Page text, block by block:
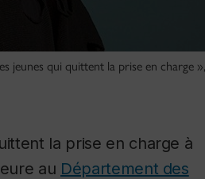
jeunes qui quittent la prise en charge »,
la prise en charge à
au Département des